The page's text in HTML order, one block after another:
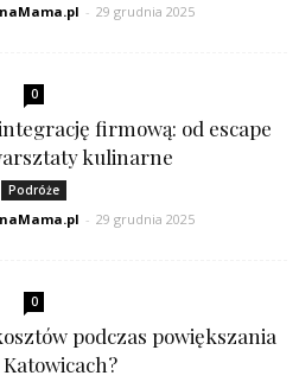
- 29 grudnia 2025
0
firmową: od escape
kulinarne
Podróże
- 29 grudnia 2025
0
podczas powiększania